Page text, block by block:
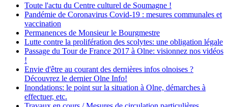
Toute l'actu du Centre culturel de Soumagne !
Pandémie de Coronavirus Covid-19 : mesures communales et
vaccination
Permanences de Monsieur le Bourgmestre
Lutte contre la prolifération des scolytes: une obligation légale
Passage du Tour de France 2017 à Olne: visionnez nos vidéos
!
Envie d'être au courant des dernières infos olnoises ?
Découvrez le dernier Olne Info!
Inondations: le point sur la situation à Olne, démarches à
effectuer, etc.